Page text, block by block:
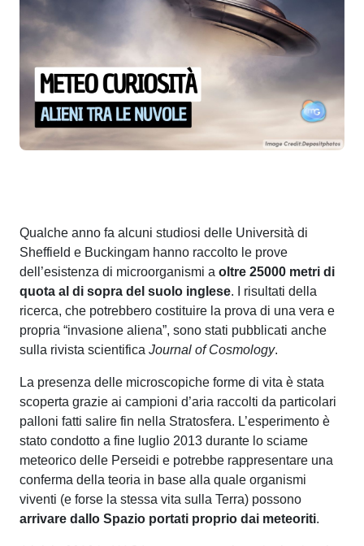
Qualche anno fa alcuni studiosi delle Università di
Sheffield e Buckingam hanno raccolto le prove
dell’esistenza di microorganismi a oltre 25000 metri di
quota al di sopra del suolo inglese. I risultati della
ricerca, che potrebbero costituire la prova di una vera e
propria “invasione aliena”, sono stati pubblicati anche
sulla rivista scientifica Journal of Cosmology.
La presenza delle microscopiche forme di vita è stata
scoperta grazie ai campioni d’aria raccolti da particolari
palloni fatti salire fin nella Stratosfera. L’esperimento è
stato condotto a fine luglio 2013 durante lo sciame
meteorico delle Perseidi e potrebbe rappresentare una
conferma della teoria in base alla quale organismi
viventi (e forse la stessa vita sulla Terra) possono
arrivare dallo Spazio portati proprio dai meteoriti.